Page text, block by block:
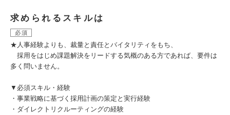
求められるスキルは
必須
★人事経験よりも、裁量と責任とバイタリティをもち、
採用をはじめ課題解決をリードする気概のある方であれば、要件は
多く問いません。
▼必須スキル・経験
・事業戦略に基づく採用計画の策定と実行経験
・ダイレクトリクルーティングの経験